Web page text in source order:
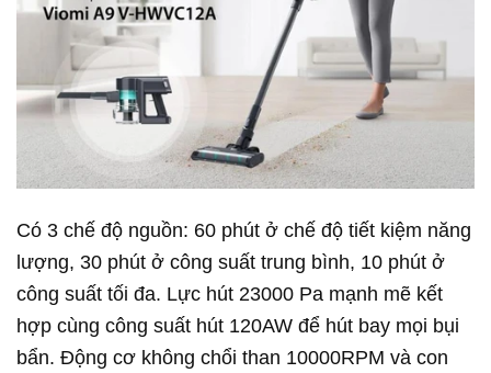
Có 3 chế độ nguồn: 60 phút ở chế độ tiết kiệm năng
lượng, 30 phút ở công suất trung bình, 10 phút ở
công suất tối đa. Lực hút 23000 Pa mạnh mẽ kết
hợp cùng công suất hút 120AW để hút bay mọi bụi
bẩn. Động cơ không chổi than 10000RPM và con